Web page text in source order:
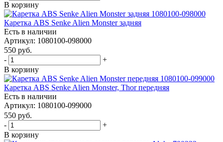
В корзину
Каретка ABS Senke Alien Monster задняя
Есть в наличии
Артикул: 1080100-098000
550 руб.
-
+
В корзину
Каретка ABS Senke Alien Monster, Thor передняя
Есть в наличии
Артикул: 1080100-099000
550 руб.
-
+
В корзину